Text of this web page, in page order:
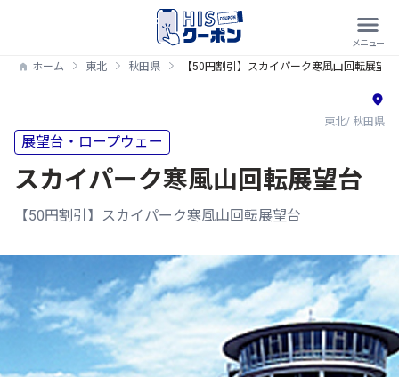
ホーム 東北 秋田県 【50円割引】スカイパーク寒風山回転展望台
東北/ 秋田県
展望台・ロープウェー
スカイパーク寒風山回転展望台
【50円割引】スカイパーク寒風山回転展望台